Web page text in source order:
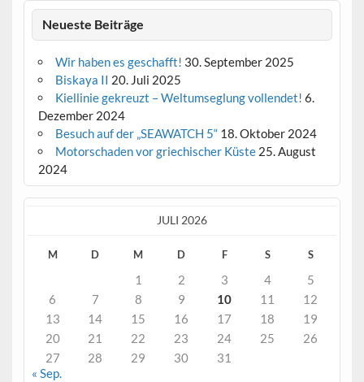
Neueste Beiträge
Wir haben es geschafft! 30. September 2025
Biskaya II 20. Juli 2025
Kiellinie gekreuzt – Weltumseglung vollendet! 6.
Dezember 2024
Besuch auf der „SEAWATCH 5“ 18. Oktober 2024
Motorschaden vor griechischer Küste 25. August
2024
JULI 2026
M D M D F S S
1 2 3 4
5
6
7 8 9 10 11
12
13
14 15 16 17 18
19
20
21 22 23 24 25
26
27
28 29 30
31
« Sep.